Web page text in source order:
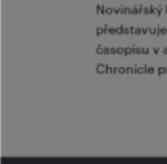
Novinářský
časopisu v
Chronicle